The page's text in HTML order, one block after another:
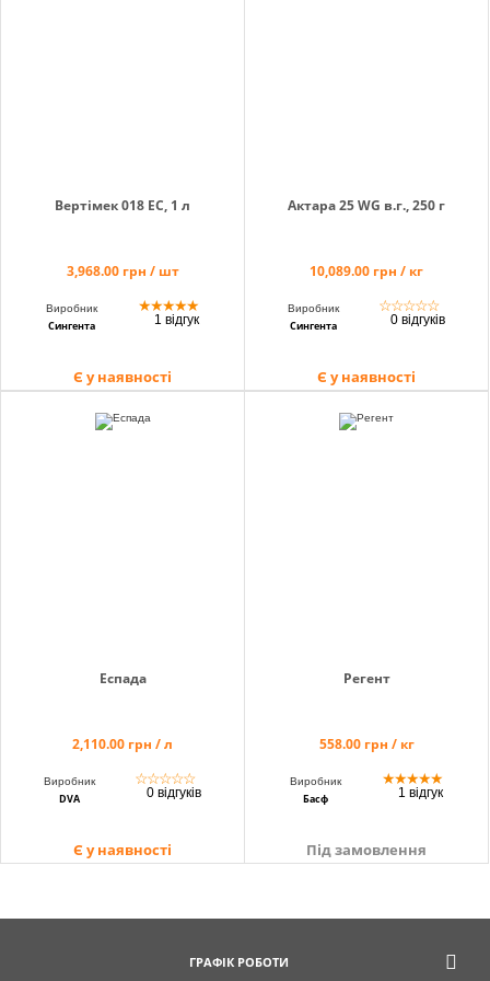
Вертімек 018 EC, 1 л
3,968.00 грн / шт
Виробник
Сингента
★★★★★
1 відгук
Є у наявності
Актара 25 WG в.г., 250 г
10,089.00 грн / кг
Виробник
Сингента
☆☆☆☆☆
0 відгуків
Є у наявності
Еспада
2,110.00 грн / л
Виробник
DVA
☆☆☆☆☆
0 відгуків
Є у наявності
Регент
558.00 грн / кг
Виробник
Басф
★★★★★
1 відгук
Під замовлення
ГРАФІК РОБОТИ